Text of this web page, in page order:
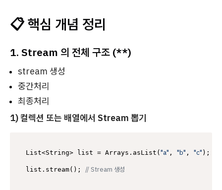
📋 핵심 개념 정리
1. Stream 의 전체 구조 (**)
stream 생성
중간처리
최종처리
1) 컬렉션 또는 배열에서 Stream 뽑기
List<String> list = Arrays.asList( "a" , "b" , "c" );
list.stream(); // Stream 생성